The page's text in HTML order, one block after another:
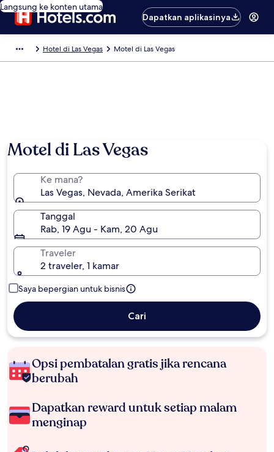
Langsung ke konten utama
Dapatkan aplikasinya
Hotel di Las Vegas Motel di Las Vegas
Motel di Las Vegas
Ke mana?
Las Vegas, Nevada, Amerika Serikat
Tanggal
Rab, 19 Agu - Kam, 20 Agu
Traveler
2 traveler, 1 kamar
Saya bepergian untuk bisnis
Cari
Opsi pembatalan gratis jika rencana
berubah
Dapatkan reward untuk setiap malam
menginap